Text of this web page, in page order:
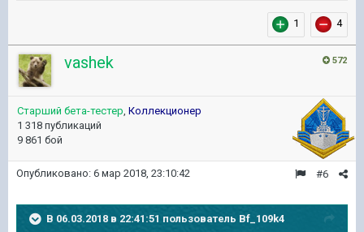
1 4
572
vashek
Старший бета-тестер, Коллекционер
1 318 публикаций
9 861 бой
#6
Опубликовано: 6 мар 2018, 23:10:42
В 06.03.2018 в 22:41:51 пользователь Bf_109k4